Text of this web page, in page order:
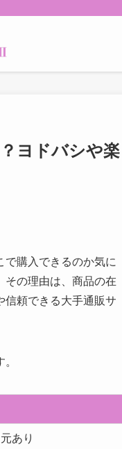
ヨドバシや楽
購入できるのか気に
その理由は、商品の在
信頼できる大手通販サ
あり